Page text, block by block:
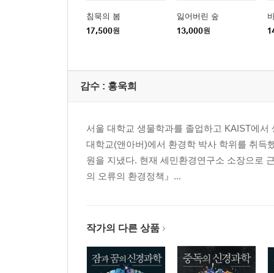
침묵의 봄
17,500원
잃어버린 숲
13,000원
감수 : 홍욱희
서울 대학교 생물학과를 졸업하고 KAIST에
대학교(앤아버)에서 환경학 박사 학위를 취득
원을 지냈다. 현재 세민환경연구소 소장으로
의 오류의 환경정책』...
작가의 다른 상품